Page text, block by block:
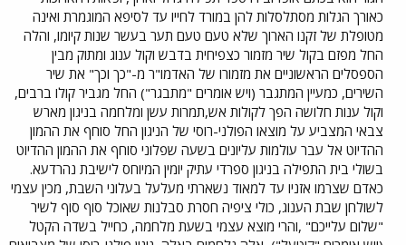
כאורך הגלות מסתלסלות להן במורד לחייו עד לסיפא המוגמרת ואינה
מטופלת של זקנו הארוך שלא טעם טעם תער בעשר שנות קיומו, והלה
החל מפזם בקול שיר מזמור כצפיחית בדבש וקול ענוג ומתוק מבין
הספסלים הראשוניים את מזמורו של האדמו"ר מ-"כך וכך" את שיר
השירים, כמעיין המתגבר (ויש אומרים "מתבגר") החל מגביר קולו ברבים,
וקול ענות חלושה הפך לקולות אש,תמרות עשן ומלחמה בניגון מארש
צבאי המצביע על מוצאו הפולני-רוסי של הניגון החל סוחף את ההמון
ההדיוט אל עבר עולמות עליונים בשעה שפלוני סוחף את ההמון ההדיוט
בשולי בית התפילה בניגון ספרדי עתיק יומין המיוחס לישיבת נהרדעא.
כאדם שצרמו אזניו עד למאוד נשארתי מעלעל בעלוני השבת, מכין עצמי
לשולחן שבת הענוג, כולי ציפיה חסרת סבלנות שאוכל סוף סוף לשיר
"שלום עלייכם" ,והרי מוצא עצמי בשעת מלחמה, כחייל בשדה הקטל